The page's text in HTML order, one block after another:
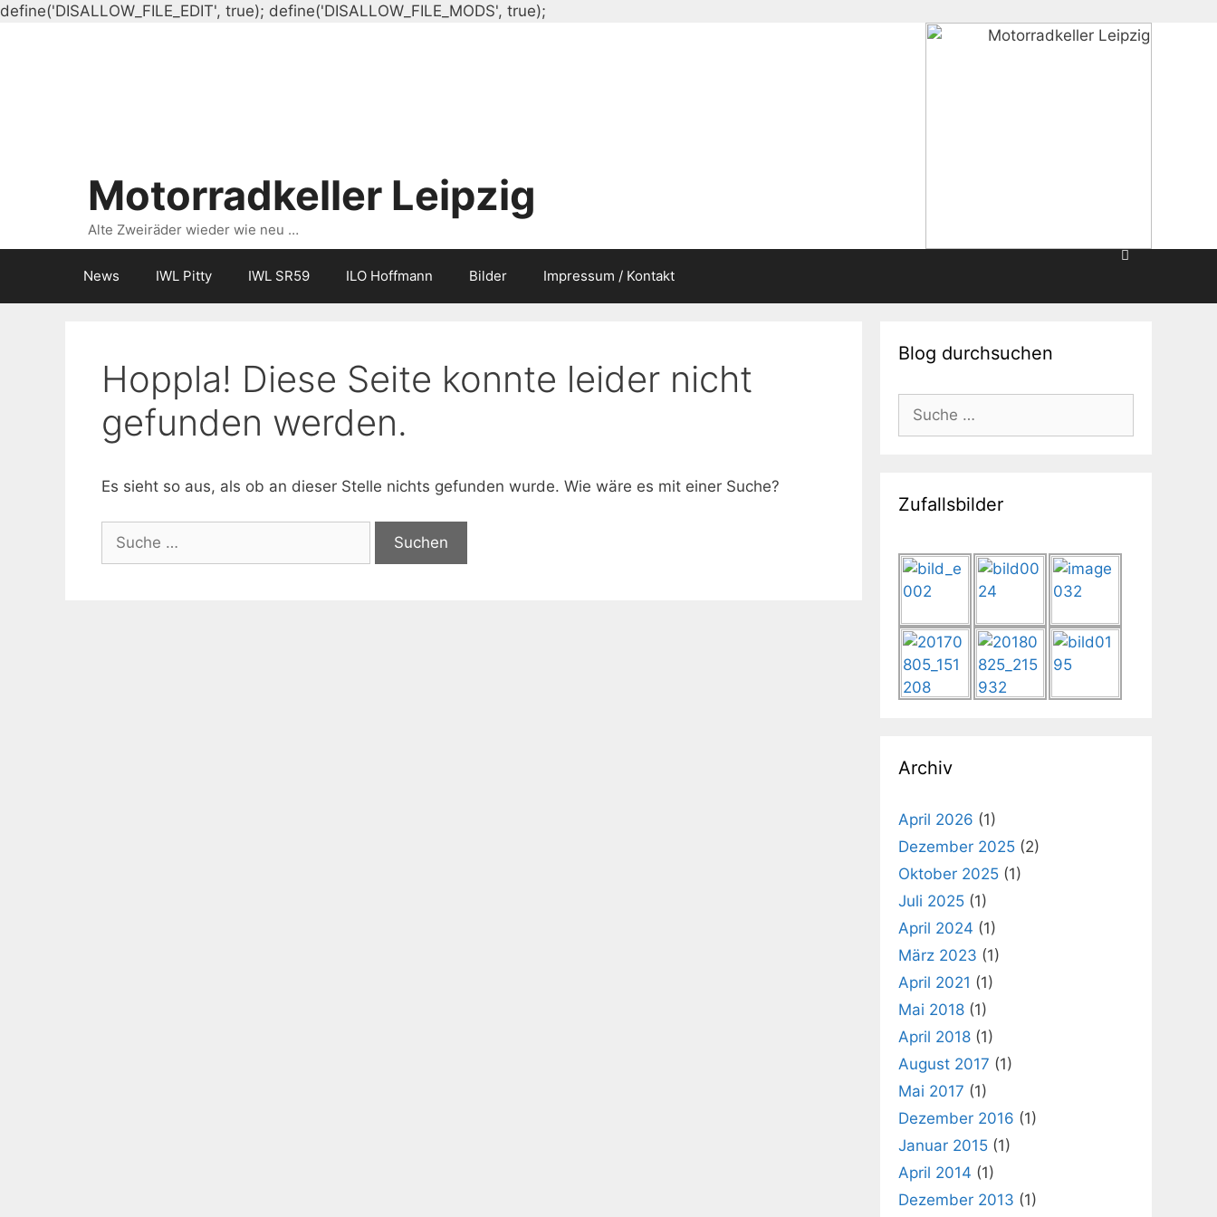
define('DISALLOW_FILE_EDIT', true); define('DISALLOW_FILE_MODS', true);
Motorradkeller Leipzig
Alte Zweiräder wieder wie neu …
News IWL Pitty IWL SR59 ILO Hoffmann Bilder Impressum / Kontakt
Hoppla! Diese Seite konnte leider nicht
gefunden werden.
Es sieht so aus, als ob an dieser Stelle nichts gefunden wurde. Wie wäre es mit einer Suche?
nach:
Blog durchsuchen
Suche
nach:
Zufallsbilder
Archiv
April 2026 (1)
Dezember 2025 (2)
Oktober 2025 (1)
Juli 2025 (1)
April 2024 (1)
März 2023 (1)
April 2021 (1)
Mai 2018 (1)
April 2018 (1)
August 2017 (1)
Mai 2017 (1)
Dezember 2016 (1)
Januar 2015 (1)
April 2014 (1)
Dezember 2013 (1)